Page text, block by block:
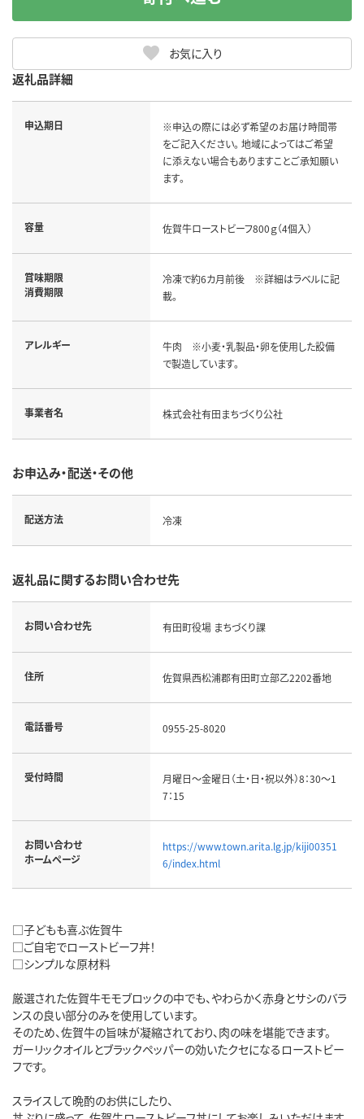
お気に入り
返礼品詳細
申込期日
※申込の際には必ず希望のお届け時間帯
をご記入ください。 地域によってはご希望
に添えない場合もありますことご承知願い
ます。
容量 佐賀牛ローストビーフ800ｇ（4個入）
賞味期限
消費期限
冷凍で約6カ月前後 ※詳細はラベルに記
載。
アレルギー
牛肉 ※小麦・乳製品・卵を使用した設備
で製造しています。
事業者名 株式会社有田まちづくり公社
お申込み・配送・その他
配送方法 冷凍
返礼品に関するお問い合わせ先
お問い合わせ先 有田町役場 まちづくり課
住所 佐賀県西松浦郡有田町立部乙2202番地
電話番号 0955-25-8020
受付時間
月曜日～金曜日（土・日・祝以外）8：30～1
7：15
お問い合わせ
ホームページ
https://www.town.arita.lg.jp/kiji00351
6/index.html
□子どもも喜ぶ佐賀牛
□ご自宅でローストビーフ丼！
□シンプルな原材料
厳選された佐賀牛モモブロックの中でも、やわらかく赤身とサシのバラ
ンスの良い部分のみを使用しています。
そのため、佐賀牛の旨味が凝縮されており、肉の味を堪能できます。
ガーリックオイルとブラックペッパーの効いたクセになるローストビー
フです。
スライスして晩酌のお供にしたり、